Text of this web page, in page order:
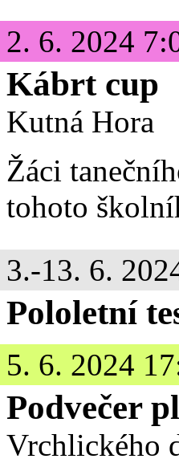
2. 6. 2024
Kábrt cup
Kutná Hora
Žáci
tohoto
3.-13. 6.
Pololetní
5. 6. 2024
Podvečer
Vrchlického